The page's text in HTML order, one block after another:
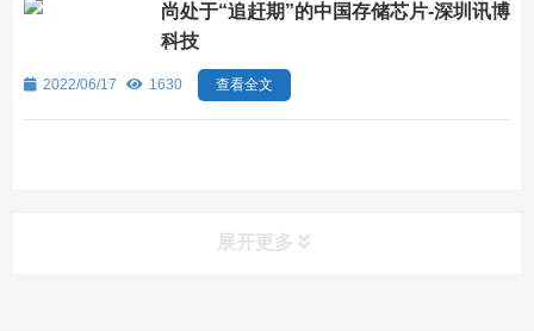
尚处于“追赶期”的中国存储芯片-深圳讯博
科技
2022/06/17 1630 查看全文
展开更多